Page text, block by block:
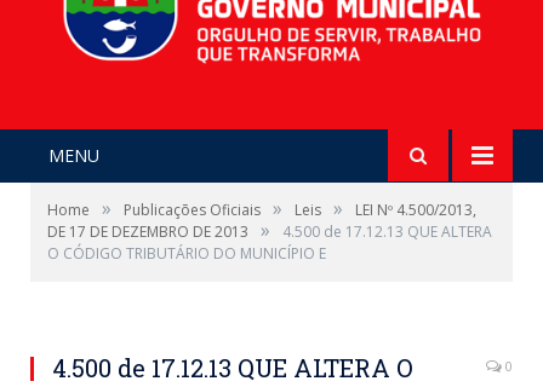
MENU
Home » Publicações Oficiais » Leis »
LEI Nº 4.500/2013,
DE 17 DE DEZEMBRO DE 2013
»
4.500 de 17.12.13 QUE ALTERA
O CÓDIGO TRIBUTÁRIO DO MUNICÍPIO E
4.500 de 17.12.13 QUE ALTERA O
0